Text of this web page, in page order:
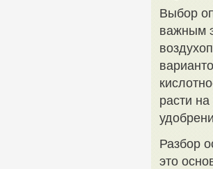
Выбор
важным
расти
Разбор
это